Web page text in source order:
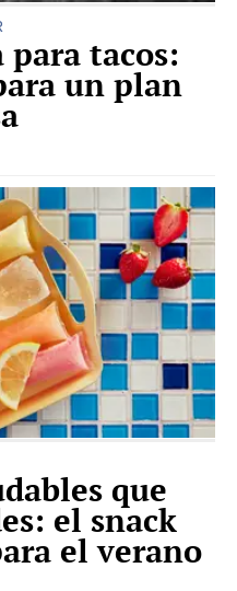
para tacos:
un plan
que
el snack
el verano